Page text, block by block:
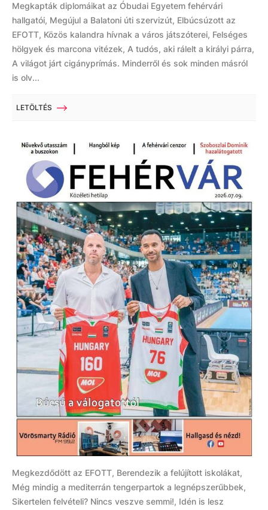
Megkapták diplomáikat az Óbudai Egyetem fehérvári
hallgatói, Megújul a Balatoni úti szervizút, Elbúcsúzott az
EFOTT, Közös kalandra hívnak a város játszóterei, Felséges
hölgyek és marcona vitézek, A tudós, aki rálelt a királyi párra,
A világot járt cigányprímás. Minderről és sok minden másról
is olv...
LETÖLTÉS
Megkezdődött az EFOTT, Berendezik a felújított iskolákat,
Még mindig a mediterrán tengerpartok a legnépszerűbbek,
Sikertelen felvételi? Nincs veszve semmi!, Idén is lesz